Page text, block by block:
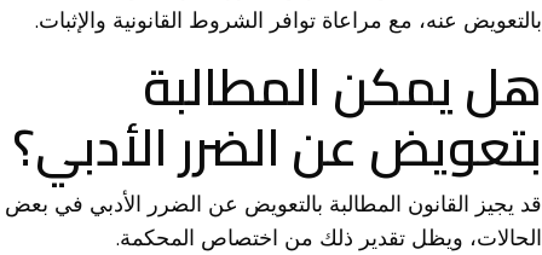
بالتعويض عنه، مع مراعاة توافر الشروط القانونية والإثبات.
هل يمكن المطالبة
بتعويض عن الضرر الأدبي؟
قد يجيز القانون المطالبة بالتعويض عن الضرر الأدبي في بعض
الحالات، ويظل تقدير ذلك من اختصاص المحكمة.